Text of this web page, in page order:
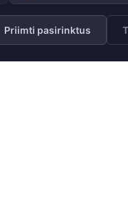
Priimti pasirinktus